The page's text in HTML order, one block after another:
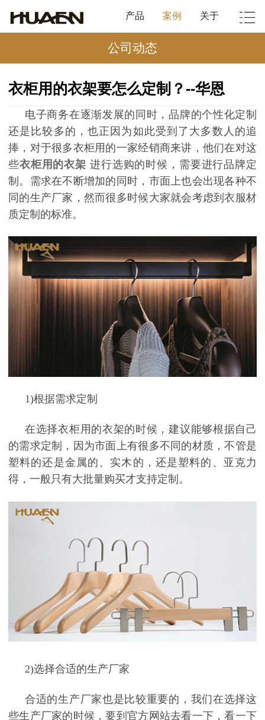
产品 案例 关于
公司动态
衣柜用的衣架要怎么定制？--华恩
电子商务在逐渐发展的同时，品牌的个性化定制
还是比较多的，也正因为如此受到了大多数人的追
捧，对于很多衣柜用的一家经销商来讲，他们在对这
些衣柜用的衣架 进行选购的时候，需要进行品牌定
制。需求在不断增加的同时，市面上也会出现各种不
同的生产厂家，然而很多时候大家就会考虑到衣服材
质定制的标准。
1)根据需求定制
在选择衣柜用的衣架的时候，建议能够根据自己
的需求定制，因为市面上有很多不同的材质，不管是
塑料的还是金属的、实木的，还是塑料的、亚克力
得，一般只有大批量购买才支持定制。
2)选择合适的生产厂家
合适的生产厂家也是比较重要的，我们在选择这
些生产厂家的时候，要到官方网站去看一下，看一下